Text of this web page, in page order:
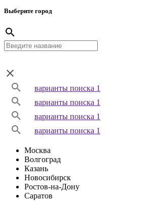
Выберите город
варианты поиска 1
варианты поиска 1
варианты поиска 1
варианты поиска 1
Москва
Волгоград
Казань
Новосибирск
Ростов-на-Дону
Саратов